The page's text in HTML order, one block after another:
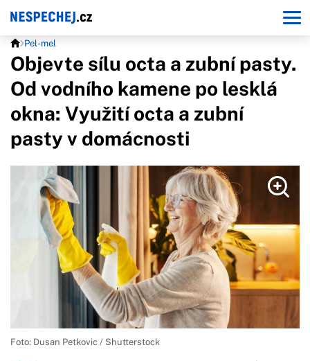
Pel-mel
Objevte sílu octa a zubní pasty.
Od vodního kamene po lesklá
okna: Využití octa a zubní
pasty v domácnosti
Foto: Dusan Petkovic / Shutterstock